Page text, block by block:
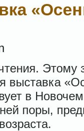
Этому
выставка
в
поры,